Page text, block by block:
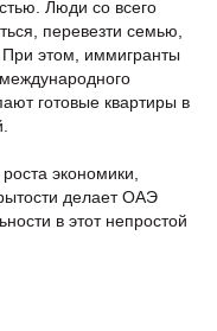
Люди со всего
перевезти семью,
При этом, иммигранты
готовые квартиры в
экономики,
делает ОАЭ
в этот непростой